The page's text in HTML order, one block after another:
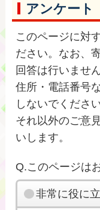
アンケート
このページに対
ださい。なお、
回答は行いません
住所・電話番号
しないでください
それ以外のご意
いします。
Q.このページは
非常に役に